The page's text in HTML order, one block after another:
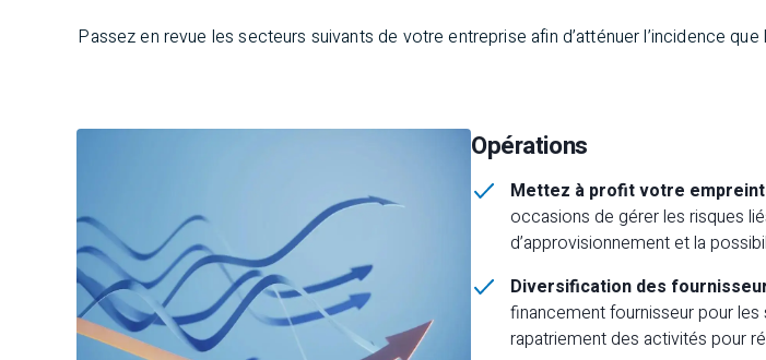
Passez en revue les secteurs suivants de votre entreprise afin d’atténuer l’incidence
Opérations
Mettez à profit votre
occasions de gérer les risques
d’approvisionnement et la
Diversification des
financement fournisseur pour
rapatriement des activités pour